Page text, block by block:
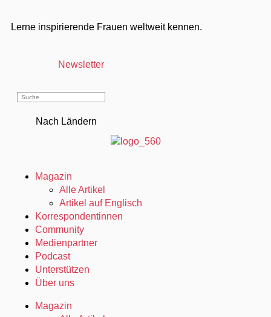
Lerne inspirierende Frauen weltweit kennen.
Newsletter
Nach Ländern
Magazin
Alle Artikel
Artikel auf Englisch
Korrespondentinnen
Community
Medienpartner
Podcast
Unterstützen
Über uns
Magazin